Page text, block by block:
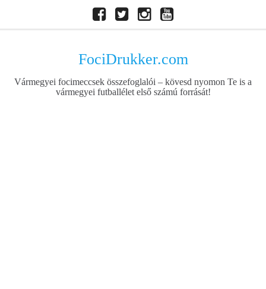
Facebook
TwitterInstagramYoutube
FociDrukker.com
Vármegyei focimeccsek összefoglalói – kövesd nyomon Te is a
vármegyei futballélet első számú forrását!